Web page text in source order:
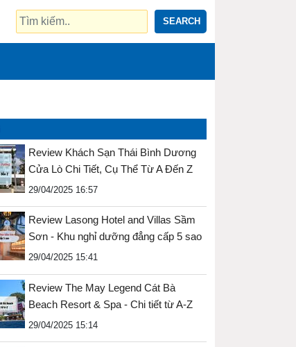
SEARCH
Review Khách Sạn Thái Bình Dương
Cửa Lò Chi Tiết, Cụ Thể Từ A Đến Z
29/04/2025 16:57
Review Lasong Hotel and Villas Sầm
Sơn - Khu nghỉ dưỡng đẳng cấp 5 sao
29/04/2025 15:41
Review The May Legend Cát Bà
Beach Resort & Spa - Chi tiết từ A-Z
29/04/2025 15:14